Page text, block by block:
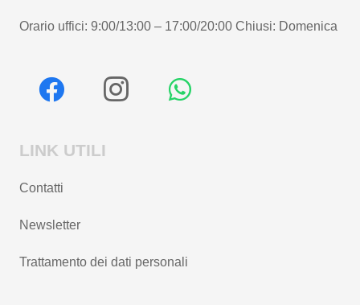
Orario uffici: 9:00/13:00 – 17:00/20:00 Chiusi: Domenica
LINK UTILI
Contatti
Newsletter
Trattamento dei dati personali